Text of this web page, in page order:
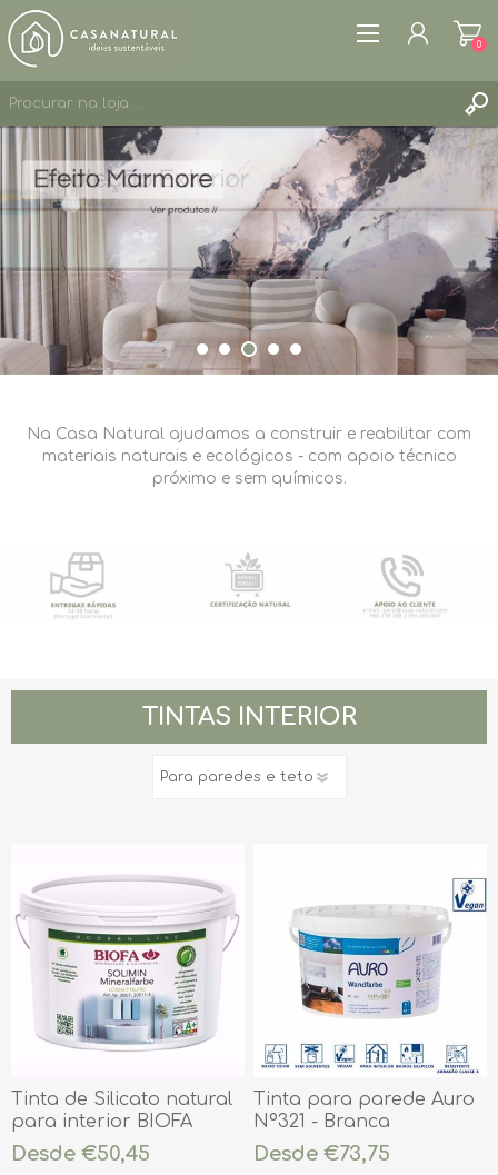
ENTRAR
LISTA DE DESEJOS
0
0
Na Casa Natural ajudamos a construir e reabilitar com
materiais naturais e ecológicos - com apoio técnico
próximo e sem químicos.
TINTAS INTERIOR
Tinta de Silicato natural
para interior BIOFA
Solimin
Desde €50,45
Tinta para parede Auro
Nº321 - Branca
Desde €73,75